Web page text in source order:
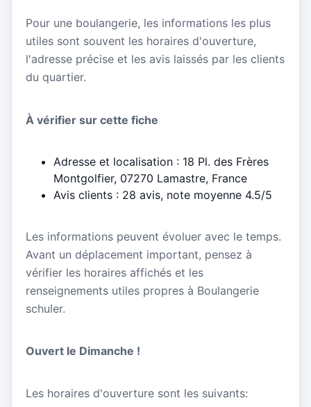
Pour une boulangerie, les informations les plus
utiles sont souvent les horaires d'ouverture,
l'adresse précise et les avis laissés par les clients
du quartier.
À vérifier sur cette fiche
Adresse et localisation : 18 Pl. des Frères
Montgolfier, 07270 Lamastre, France
Avis clients : 28 avis, note moyenne 4.5/5
Les informations peuvent évoluer avec le temps.
Avant un déplacement important, pensez à
vérifier les horaires affichés et les
renseignements utiles propres à Boulangerie
schuler.
Ouvert le Dimanche !
Les horaires d'ouverture sont les suivants: